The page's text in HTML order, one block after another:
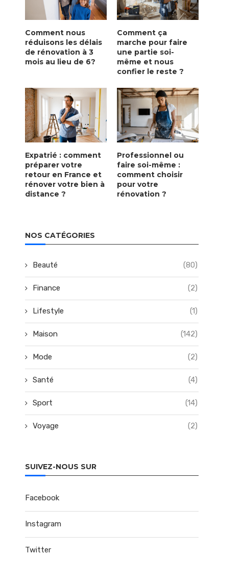
Comment nous
réduisons les délais
de rénovation à 3
mois au lieu de 6?
Comment ça
marche pour faire
une partie soi-
même et nous
confier le reste ?
Expatrié : comment
préparer votre
retour en France et
rénover votre bien à
distance ?
Professionnel ou
faire soi-même :
comment choisir
pour votre
rénovation ?
NOS CATÉGORIES
Beauté (80)
Finance (2)
Lifestyle (1)
Maison (142)
Mode (2)
Santé (4)
Sport (14)
Voyage (2)
SUIVEZ-NOUS SUR
Facebook
Instagram
Twitter